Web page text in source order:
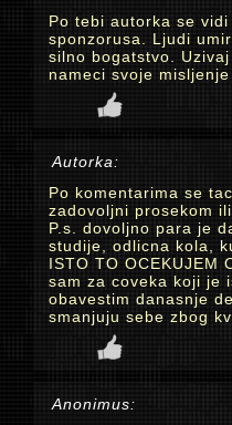
Po tebi autorka se
sponzorusa. Ljudi
silno bogatstvo.
nameci svoje misljenje
Autorka:
Po komentarima se
zadovoljni prosekom
P.s. dovoljno para je
studije, odlicna kola,
ISTO TO OCEKUJEM
sam za coveka koji je
obavestim danasnje
smanjuju sebe zbog
Anonimus: